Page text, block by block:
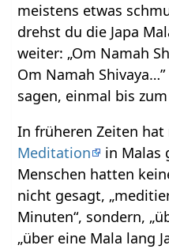
meistens etwas
drehst du die Japa
weiter: „Om Namah
Om Namah
sagen, einmal bis
In früheren Zeiten
Meditation
in Malas
Menschen hatten
nicht gesagt,
Minuten“, sondern,
„über eine Mala lang